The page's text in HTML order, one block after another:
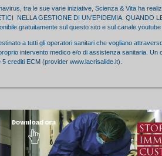
tra le sue varie iniziative, Scienza & Vita ha
NELLA GESTIONE DI UN’EPIDEMIA. QUANDO
gratuitamente sul questo sito e sul canale youtube
a tutti gli operatori sanitari che vogliano
intervento medico e/o di assistenza sanitaria. Un
crediti ECM (provider www.lacrisalide.it).